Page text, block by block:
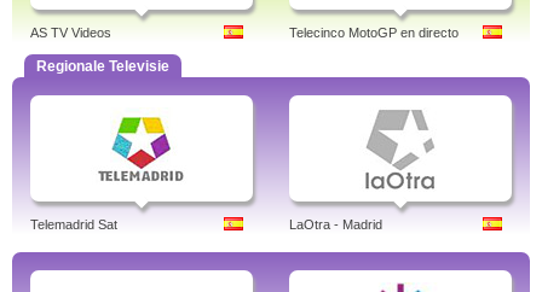
AS TV Videos Telecinco MotoGP en directo
Regionale Televisie
Telemadrid Sat LaOtra - Madrid